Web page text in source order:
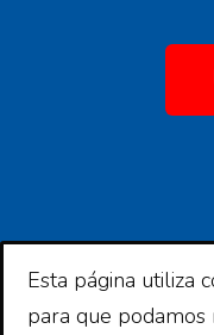
Copyright ©
Esta página utiliza
para que podamos